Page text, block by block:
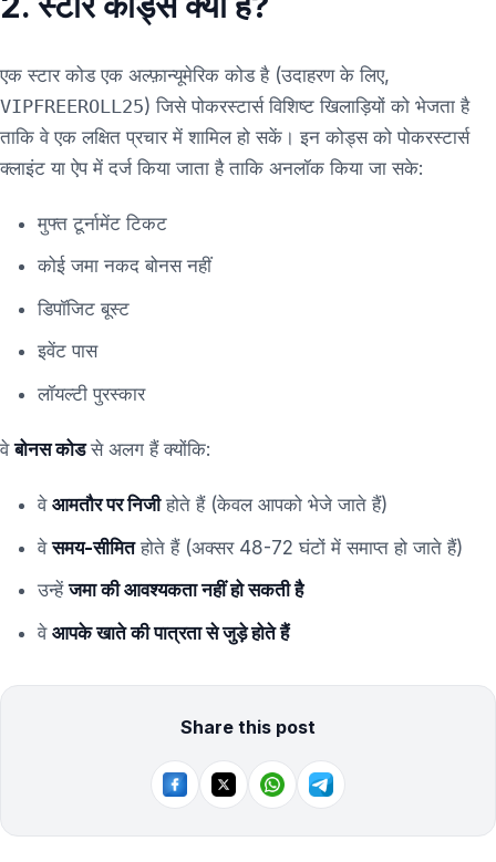
एक स्टार कोड एक अल्फ़ान्यूमेरिक कोड है (उदाहरण के लिए,
VIPFREEROLL25) जिसे पोकरस्टार्स विशिष्ट खिलाड़ियों को भेजता है
ताकि वे एक लक्षित प्रचार में शामिल हो सकें। इन कोड्स को पोकरस्टार्स
क्लाइंट या ऐप में दर्ज किया जाता है ताकि अनलॉक किया जा सके:
मुफ्त टूर्नामेंट टिकट
कोई जमा नकद बोनस नहीं
डिपॉजिट बूस्ट
इवेंट पास
लॉयल्टी पुरस्कार
वेबोनस कोडसे अलग हैं क्योंकि:
वे आमतौर पर निजीहोते हैं (केवल आपको भेजे जाते हैं)
वेसमय-सीमितहोते हैं (अक्सर 48-72 घंटों में समाप्त हो जाते हैं)
उन्हेंजमा की आवश्यकता नहीं हो सकती है
वे आपके खाते की पात्रता से जुड़े होते हैं
Share this post